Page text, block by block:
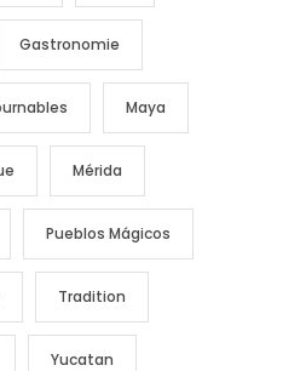
Gastronomie
Maya
Mérida
Pueblos Mágicos
Tradition
Yucatan